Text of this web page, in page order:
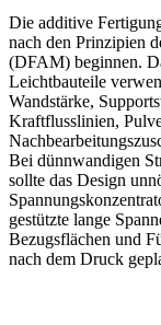
Die additive
nach den Prinzipien
(DFAM) beginnen.
Leichtbauteile
Wandstärke,
Kraftflusslinien,
Bei dünnwandigen
sollte das Design
gestützte lange
Bezugsflächen und
nach dem Druck